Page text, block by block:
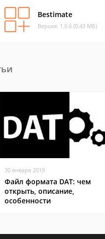
Bestimate
Версия: 1.0.6 (0.43 МБ)
30 января 2019
Файл формата DAT: чем
открыть, описание,
особенности